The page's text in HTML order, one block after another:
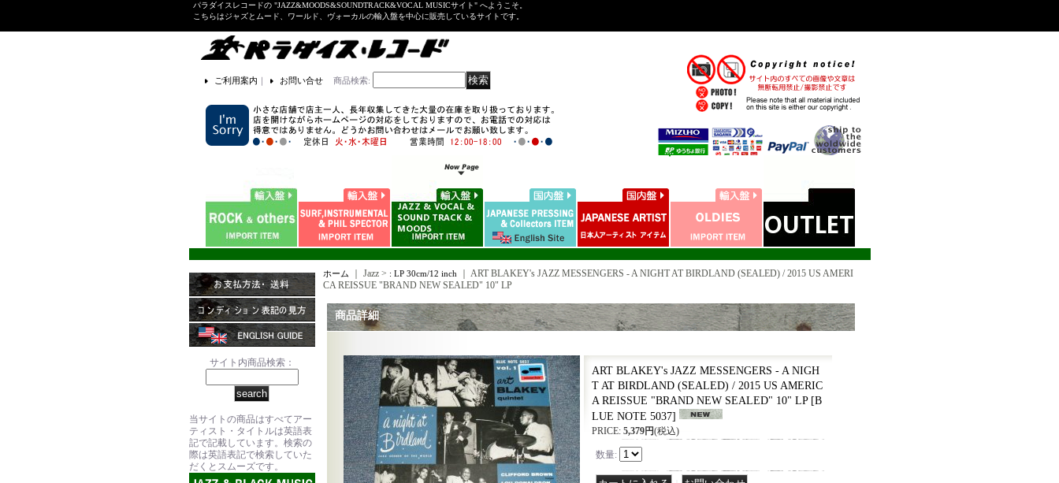
パラダイスレコードの "JAZZ&MOODS&SOUNDTRACK&VOCAL MUSICサイト" へようこそ。
こちらはジャズとムード、ワールド、ヴォーカルの輸入盤を中心に販売しているサイトです。
ご利用案内 ｜ お問い合せ 商品検索:
サイト内商品検索：
当サイトの商品はすべてアー
ティスト・タイトルは英語表
記で記載しています。検索の
際は英語表記で検索していた
だくとスムーズです。
ホーム ｜ Jazz > : LP 30cm/12 inch｜ ART BLAKEY's JAZZ MESSENGERS - A NIGHT AT BIRDLAND (SEALED) / 2015 US AMERI
CA REISSUE "BRAND NEW SEALED" 10" LP
商品詳細
ART BLAKEY's JAZZ MESSENGERS - A NIGH
T AT BIRDLAND (SEALED) / 2015 US AMERIC
A REISSUE "BRAND NEW SEALED" 10" LP [B
LUE NOTE 5037]
PRICE: 5,379円(税込)
数量: